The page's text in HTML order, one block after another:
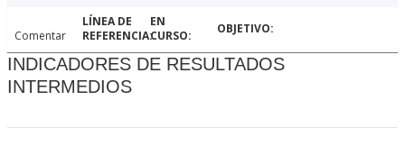
Comentar
INDICADORES DE RESULTADOS
INTERMEDIOS